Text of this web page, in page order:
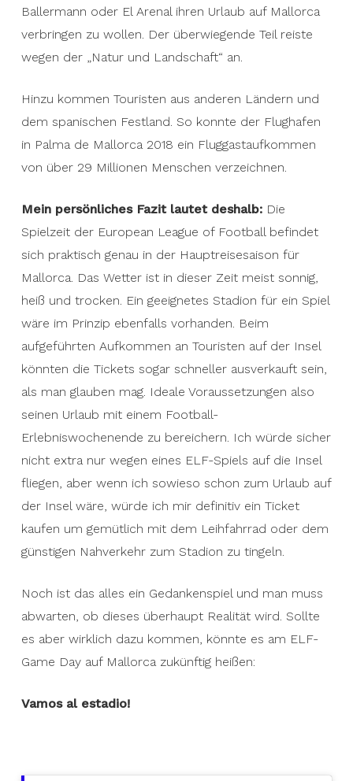
„nature and landscape“.
In addition, there are tourists from other
airport in Palma de Mallorca recorded a
passenger volume of over 29 million people.
My personal conclusion is therefore: The
exactly in the main travel season for Mallorca.
The weather during this period is mostly sunny,
hot and dry. A suitable stadium for a match
would in principle also be available. With the
number of tourists on the island listed, tickets
may sell out even faster than you might think.
Ideal conditions to enrich your holiday with a
football adventure weekend. I certainly wouldn’t
fly to the island just for an ELF game, but if I
were already on vacation on the island anyway, I
would definitely buy a ticket to comfortably
travel to the stadium by rental bike or cheap
local transport.
It’s all still a mind game and we have to wait and
see whether this will actually become reality. But
ELF Game Day in Mallorca in the future:
Vamos al estadio!
Ballermann oder El Arenal ihren Urlaub auf Mallorca
verbringen zu wollen. Der überwiegende Teil reiste
wegen der „Natur und Landschaft“ an.
Hinzu kommen Touristen aus anderen Ländern und
dem spanischen Festland. So konnte der Flughafen
in Palma de Mallorca 2018 ein Fluggastaufkommen
von über 29 Millionen Menschen verzeichnen.
Mein persönliches Fazit lautet deshalb:Die
Spielzeit der European League of Football befindet
sich praktisch genau in der Hauptreisesaison für
Mallorca. Das Wetter ist in dieser Zeit meist sonnig,
heiß und trocken. Ein geeignetes Stadion für ein Spiel
wäre im Prinzip ebenfalls vorhanden. Beim
aufgeführten Aufkommen an Touristen auf der Insel
könnten die Tickets sogar schneller ausverkauft sein,
als man glauben mag. Ideale Voraussetzungen also
seinen Urlaub mit einem Football-
Erlebniswochenende zu bereichern. Ich würde sicher
nicht extra nur wegen eines ELF-Spiels auf die Insel
fliegen, aber wenn ich sowieso schon zum Urlaub auf
der Insel wäre, würde ich mir definitiv ein Ticket
kaufen um gemütlich mit dem Leihfahrrad oder dem
günstigen Nahverkehr zum Stadion zu tingeln.
Noch ist das alles ein Gedankenspiel und man muss
abwarten, ob dieses überhaupt Realität wird. Sollte
es aber wirklich dazu kommen, könnte es am ELF-
Game Day auf Mallorca zukünftig heißen:
Vamos al estadio!